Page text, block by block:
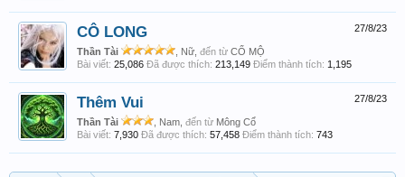
27/8/23
CÔ LONG
Thần Tài , Nữ, đến từ CỔ MỘ
Bài viết: 25,086 Đã được thích: 213,149 Điểm thành tích: 1,195
27/8/23
Thêm Vui
Thần Tài , Nam, đến từ Mông Cổ
Bài viết: 7,930 Đã được thích: 57,458 Điểm thành tích: 743